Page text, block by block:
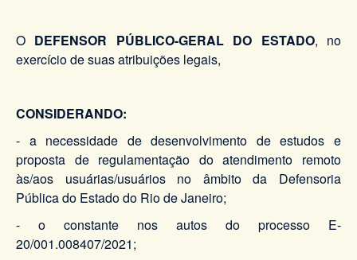
O DEFENSOR PÚBLICO-GERAL DO ESTADO, no
exercício de suas atribuições legais,
CONSIDERANDO:
- a necessidade de desenvolvimento de estudos e
proposta de regulamentação do atendimento remoto
às/aos usuárias/usuários no âmbito da Defensoria
Pública do Estado do Rio de Janeiro;
- o constante nos autos do processo E-
20/001.008407/2021;